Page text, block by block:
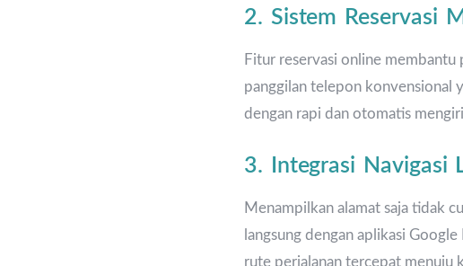
2. Sistem Reservasi
Fitur reservasi online
panggilan telepon konvensional
dengan rapi dan otomatis
3. Integrasi Navigasi
Menampilkan alamat saja tidak
langsung dengan aplikasi
rute perjalanan tercepat menuju